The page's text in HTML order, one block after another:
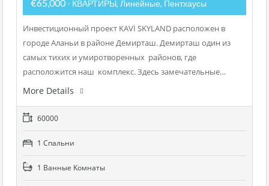
€65,000 - КВАРТИРЫ, Линейные, Пентхаусы
Инвестиционный проект KAVİ SKYLAND расположен в
городе Аланьи в районе Демирташ. Демирташ один из
самых тихих и умиротворенных районов, где
расположится наш комплекс. Здесь замечательные…
More Details
60000
1 Cпальни
1 Bанные Kомнаты